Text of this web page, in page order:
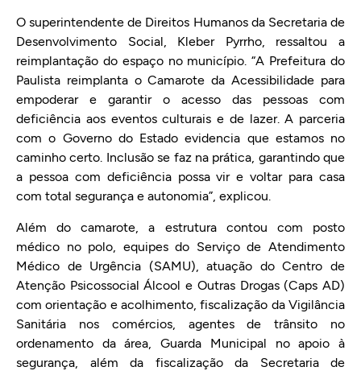
O superintendente de Direitos Humanos da Secretaria de
Desenvolvimento Social, Kleber Pyrrho, ressaltou a
reimplantação do espaço no município. “A Prefeitura do
Paulista reimplanta o Camarote da Acessibilidade para
empoderar e garantir o acesso das pessoas com
deficiência aos eventos culturais e de lazer. A parceria
com o Governo do Estado evidencia que estamos no
caminho certo. Inclusão se faz na prática, garantindo que
a pessoa com deficiência possa vir e voltar para casa
com total segurança e autonomia”, explicou.
Além do camarote, a estrutura contou com posto
médico no polo, equipes do Serviço de Atendimento
Médico de Urgência (SAMU), atuação do Centro de
Atenção Psicossocial Álcool e Outras Drogas (Caps AD)
com orientação e acolhimento, fiscalização da Vigilância
Sanitária nos comércios, agentes de trânsito no
ordenamento da área, Guarda Municipal no apoio à
segurança, além da fiscalização da Secretaria de